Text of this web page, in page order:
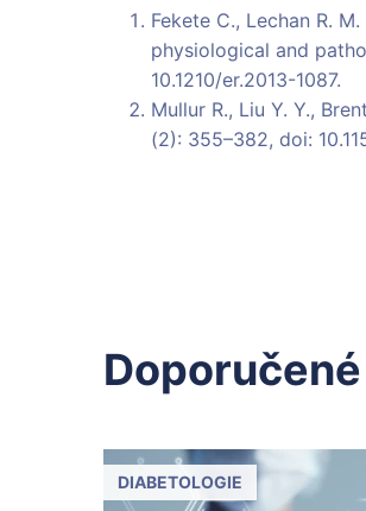
Fekete C., Lechan R.
physiological and
10.1210/er.2013-1087.
Mullur R., Liu Y. Y.,
(2): 355–382, doi:
DIABETOLOGIE